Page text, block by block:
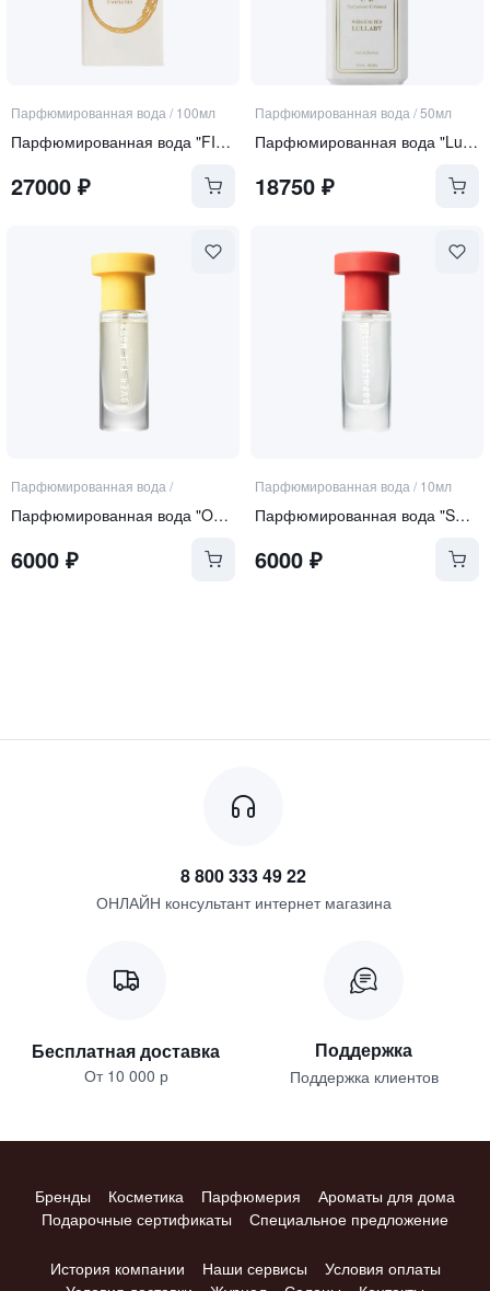
Парфюмированная вода / 100мл
Парфюмированная вода "FIORIALUX"
27000 ₽
Парфюмированная вода /50мл
Парфюмированная вода "Lullaby"
18750₽
Парфюмированная вода /
Парфюмированная вода "Over the Moon"
6000 ₽
Парфюмированная вода / 10мл
Парфюмированная вода "Sophistication"
6000₽
8 800 333 49 22
ОНЛАЙН консультант интернет магазина
Бесплатная доставка
От 10 000 р
Поддержка
Поддержка клиентов
Бренды Косметика Парфюмерия
Ароматы для дома
Подарочные сертификаты
Специальное предложение
История компании Наши сервисы
Условия оплаты